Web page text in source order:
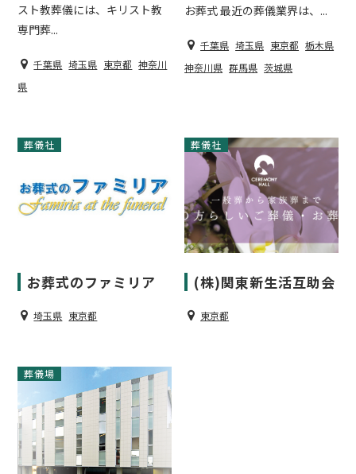
スト教葬儀には、キリスト教
専門葬...
千葉県 埼玉県 東京都 神奈川
県
お葬式 最近の葬儀業界は、...
千葉県 埼玉県 東京都 栃木県
神奈川県 群馬県 茨城県
葬儀社
お葬式のファミリア
埼玉県 東京都
葬儀社
(株)関東新生活互助会
東京都
葬儀場